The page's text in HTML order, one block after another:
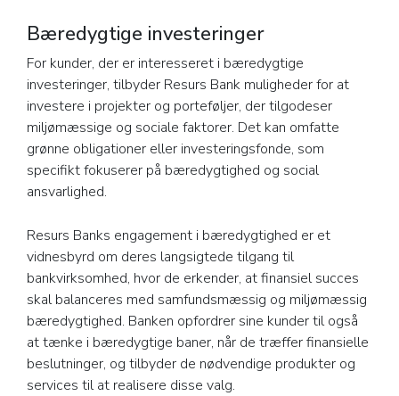
Bæredygtige investeringer
For kunder, der er interesseret i bæredygtige
investeringer, tilbyder Resurs Bank muligheder for at
investere i projekter og porteføljer, der tilgodeser
miljømæssige og sociale faktorer. Det kan omfatte
grønne obligationer eller investeringsfonde, som
specifikt fokuserer på bæredygtighed og social
ansvarlighed.
Resurs Banks engagement i bæredygtighed er et
vidnesbyrd om deres langsigtede tilgang til
bankvirksomhed, hvor de erkender, at finansiel succes
skal balanceres med samfundsmæssig og miljømæssig
bæredygtighed. Banken opfordrer sine kunder til også
at tænke i bæredygtige baner, når de træffer finansielle
beslutninger, og tilbyder de nødvendige produkter og
services til at realisere disse valg.